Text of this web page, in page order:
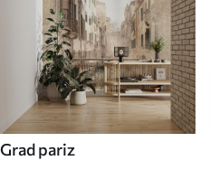
Grad pariz